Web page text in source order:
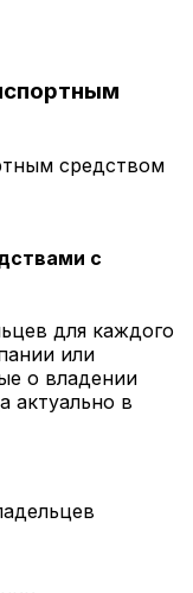
средством
с
для каждого
или
о владении
актуально в